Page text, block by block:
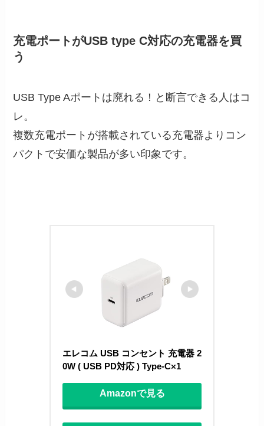
充電ポートがUSB type C対応の充電器を買
う
USB Type Aポートは廃れる！と断言できる人はコ
レ。
複数充電ポートが搭載されている充電器よりコン
パクトで安価な製品が多い印象です。
エレコム USB コンセント 充電器 2
0W ( USB PD対応 ) Type-C×1
Amazonで見る